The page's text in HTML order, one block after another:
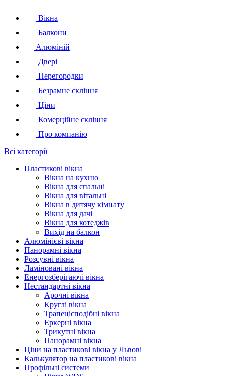
Вікна
Балкони
Алюміній
Двері
Перегородки
Безрамне скління
Ціни
Комерційне скління
Про компанію
Всі категорії
Пластикові вікна
Вікна на кухню
Вікна для спальні
Вікна для вітальні
Вікна в дитячу кімнату
Вікна для дачі
Вікна для котеджів
Вихід на балкон
Алюмінієві вікна
Панорамні вікна
Розсувні вікна
Ламіновані вікна
Енергозберігаючі вікна
Нестандартні вікна
Арочні вікна
Круглі вікна
Трапецієподібні вікна
Еркерні вікна
Трикутні вікна
Панорамні вікна
Ціни на пластикові вікна у Львові
Калькулятор на пластикові вікна
Профільні системи